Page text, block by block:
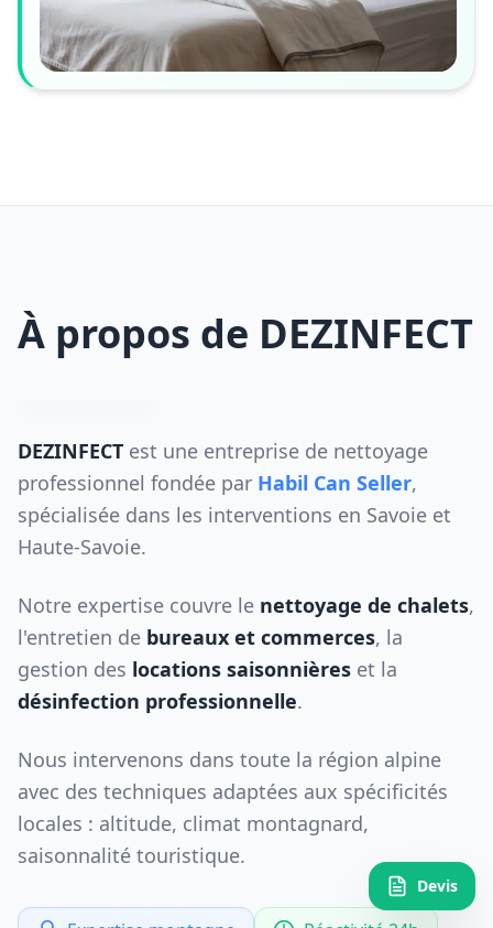
À propos de DEZINFECT
DEZINFECT est une entreprise de nettoyage
professionnel fondée par Habil Can Seller,
spécialisée dans les interventions en Savoie et
Haute-Savoie.
Notre expertise couvre le nettoyage de chalets,
l'entretien de bureaux et commerces, la
gestion des locations saisonnières et la
désinfection professionnelle.
Nous intervenons dans toute la région alpine
avec des techniques adaptées aux spécificités
locales : altitude, climat montagnard,
saisonnalité touristique.
Devis